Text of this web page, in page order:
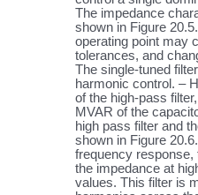
The impedance
shown in Figure
operating point may
tolerances, and
The single-tuned
harmonic control. –
of the high-pass
MVAR of the
high pass filter and
shown in Figure
frequency response,
the impedance at
values. This filter is